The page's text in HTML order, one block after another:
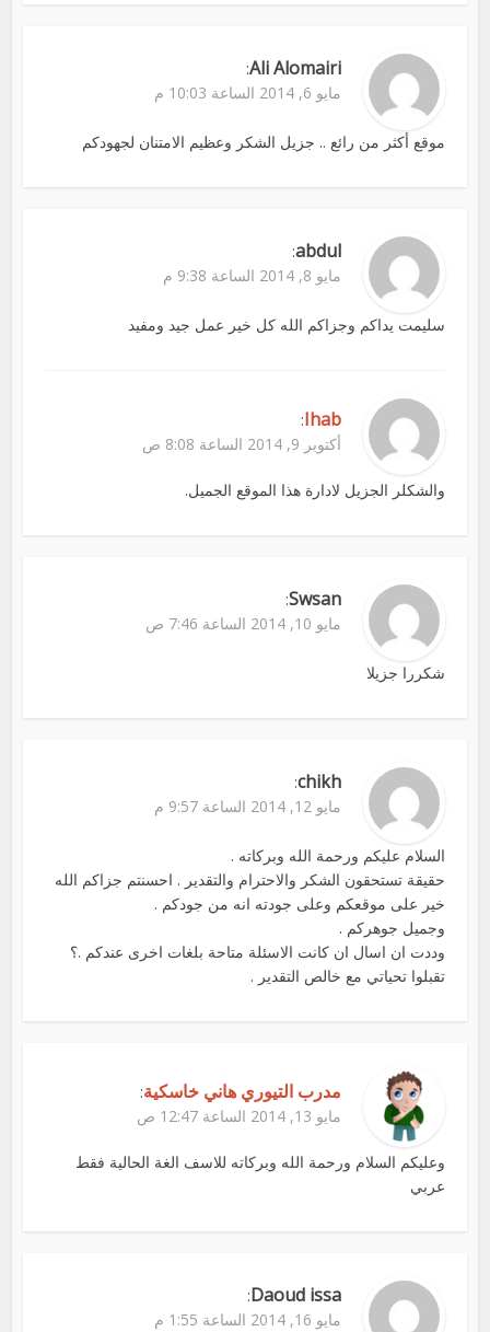
Ali Alomairi
:
مايو 6, 2014 الساعة 10:03 م
موقع أكثر من رائع .. جزيل الشكر وعظيم الامتنان لجهودكم
abdul
:
مايو 8, 2014 الساعة 9:38 م
سليمت يداكم وجزاكم الله كل خير عمل جيد ومفيد
Ihab
:
أكتوبر 9, 2014 الساعة 8:08 ص
والشكلر الجزيل لادارة هذا الموقع الجميل.
Swsan
:
مايو 10, 2014 الساعة 7:46 ص
شكررا جزيلا
chikh
:
مايو 12, 2014 الساعة 9:57 م
السلام عليكم ورحمة الله وبركاته .
حقيقة تستحقون الشكر والاحترام والتقدير . احسنتم جزاكم الله
خير على موقعكم وعلى جودته انه من جودكم .
وجميل جوهركم .
وددت ان اسال ان كانت الاسئلة متاحة بلغات اخرى عندكم .؟
تقبلوا تحياتي مع خالص التقدير .
مدرب التيوري هاني خاسكية:
مايو 13, 2014 الساعة 12:47 ص
وعليكم السلام ورحمة الله وبركاته للاسف الغة الحالية فقط
عربي
Daoud issa
:
مايو 16, 2014 الساعة 1:55 م